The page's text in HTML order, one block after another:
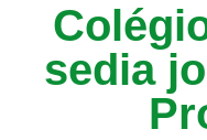
sedia